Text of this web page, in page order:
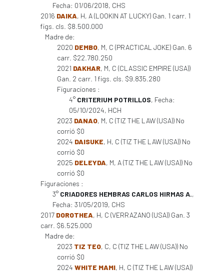
Fecha: 01/06/2018, CHS
2016 DAIKA, H, A (LOOKIN AT LUCKY) Gan. 1 carr. 1
figs. cls. $8.500.000
Madre de:
2020 DEMBO, M, C (PRACTICAL JOKE) Gan. 6
carr. $22.780.250
2021 DAKHAR, M, C (CLASSIC EMPIRE (USA))
Gan. 2 carr. 1 figs. cls. $9.835.280
Figuraciones :
4° CRITERIUM POTRILLOS, Fecha:
05/10/2024, HCH
2023 DANAO, M, C (TIZ THE LAW (USA)) No
corrió $0
2024 DAISUKE, H, C (TIZ THE LAW (USA)) No
corrió $0
2025 DELEYDA, M, A (TIZ THE LAW (USA)) No
corrió $0
Figuraciones :
3° CRIADORES HEMBRAS CARLOS HIRMAS A.,
Fecha: 31/05/2019, CHS
2017 DOROTHEA, H, C (VERRAZANO (USA)) Gan. 3
carr. $6.525.000
Madre de:
2023 TIZ TEO, C, C (TIZ THE LAW (USA)) No
corrió $0
2024 WHITE MAMI, H, C (TIZ THE LAW (USA))